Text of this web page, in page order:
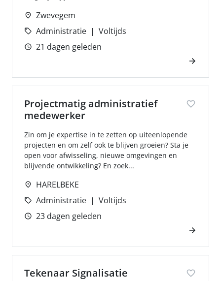
Zwevegem
Administratie
Voltijds
21 dagen geleden
Projectmatig administratief
medewerker
Zin om je expertise in te zetten op uiteenlopende
projecten en om zelf ook te blijven groeien? Sta je
open voor afwisseling, nieuwe omgevingen en
blijvende ontwikkeling? En zoek...
HARELBEKE
Administratie
Voltijds
23 dagen geleden
Tekenaar Signalisatie